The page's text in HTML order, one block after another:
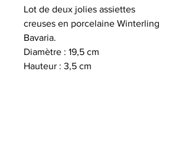
Lot de deux jolies assiettes
creuses en porcelaine Winterling
Bavaria.
Diamètre : 19,5 cm
Hauteur : 3,5 cm